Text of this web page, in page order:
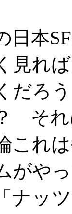
本
見れ
だろ
それ
これ
がや
ナッツ